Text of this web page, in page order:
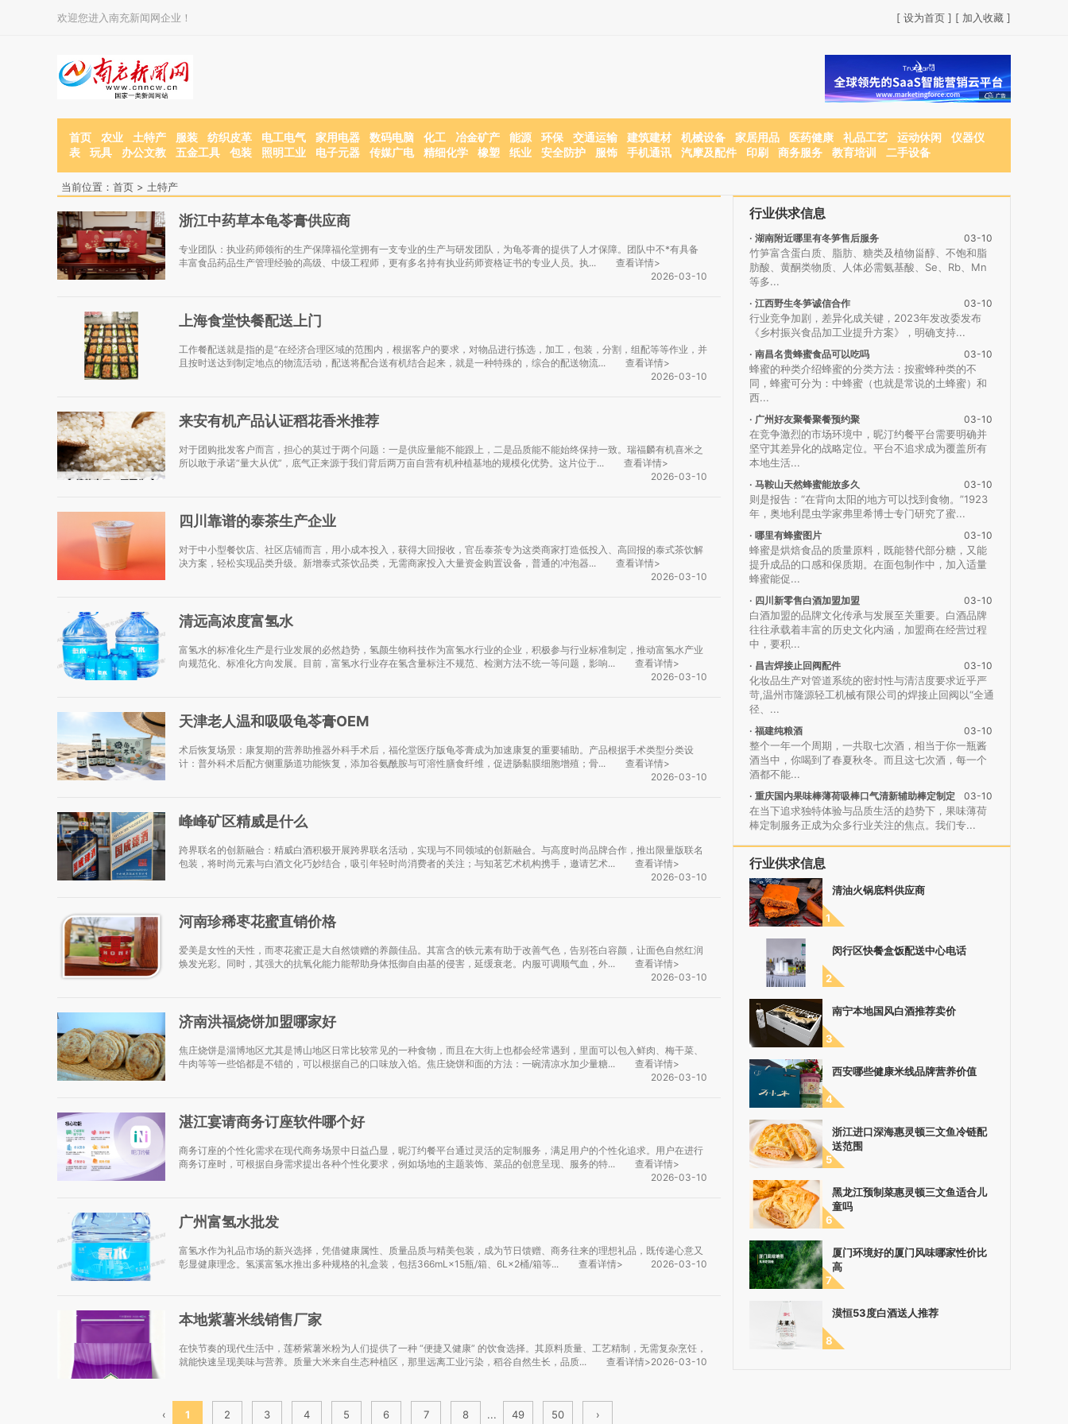
欢迎您进入南充新闻网企业！ [ 设为首页 ] [ 加入收藏 ]
首页 农业 土特产 服装 纺织皮革 电工电气 家用电器 数码电脑 化工 冶金矿产 能源 环保 交通运输 建筑建材 机械设备 家居用品 医药健康 礼品工艺 运动休闲
仪器仪
表
玩具 办公文教 五金工具 包装 照明工业 电子元器 传媒广电 精细化学 橡塑 纸业 安全防护 服饰 手机通讯 汽摩及配件 印刷 商务服务 教育培训 二手设备
当前位置： 首页 > 土特产
浙江中药草本龟苓膏供应商
专业团队：执业药师领衔的生产保障福伦堂拥有一支专业的生产与研发团队，为龟苓膏的提供了人才保障。团队中不*有具备
丰富食品药品生产管理经验的高级、中级工程师，更有多名持有执业药师资格证书的专业人员。执...
查看详情>
2026-03-10
上海食堂快餐配送上门
工作餐配送就是指的是“在经济合理区域的范围内，根据客户的要求，对物品进行拣选，加工，包装，分割，组配等等作业，并
且按时送达到制定地点的物流活动，配送将配合送有机结合起来，就是一种特殊的，综合的配送物流...
查看详情>
2026-03-10
来安有机产品认证稻花香米推荐
对于团购批发客户而言，担心的莫过于两个问题：一是供应量能不能跟上，二是品质能不能始终保持一致。瑞福麟有机喜米之
所以敢于承诺“量大从优”，底气正来源于我们背后两万亩自营有机种植基地的规模化优势。这片位于...
查看详情>
2026-03-10
四川靠谱的泰茶生产企业
对于中小型餐饮店、社区店铺而言，用小成本投入，获得大回报收，官岳泰茶专为这类商家打造低投入、高回报的泰式茶饮解
决方案，轻松实现品类升级。新增泰式茶饮品类，无需商家投入大量资金购置设备，普通的冲泡器...
查看详情>
2026-03-10
清远高浓度富氢水
富氢水的标准化生产是行业发展的必然趋势，氢颜生物科技作为富氢水行业的企业，积极参与行业标准制定，推动富氢水产业
向规范化、标准化方向发展。目前，富氢水行业存在氢含量标注不规范、检测方法不统一等问题，影响...
查看详情>
2026-03-10
天津老人温和吸吸龟苓膏OEM
术后恢复场景：康复期的营养助推器外科手术后，福伦堂医疗版龟苓膏成为加速康复的重要辅助。产品根据手术类型分类设
计：普外科术后配方侧重肠道功能恢复，添加谷氨酰胺与可溶性膳食纤维，促进肠黏膜细胞增殖；骨...
查看详情>
2026-03-10
峰峰矿区精威是什么
跨界联名的创新融合：精威白酒积极开展跨界联名活动，实现与不同领域的创新融合。与高度时尚品牌合作，推出限量版联名
包装，将时尚元素与白酒文化巧妙结合，吸引年轻时尚消费者的关注；与知茗艺术机构携手，邀请艺术...
查看详情>
2026-03-10
河南珍稀枣花蜜直销价格
爱美是女性的天性，而枣花蜜正是大自然馈赠的养颜佳品。其富含的铁元素有助于改善气色，告别苍白容颜，让面色自然红润
焕发光彩。同时，其强大的抗氧化能力能帮助身体抵御自由基的侵害，延缓衰老。内服可调顺气血，外...
查看详情>
2026-03-10
济南洪福烧饼加盟哪家好
焦庄烧饼是淄博地区尤其是博山地区日常比较常见的一种食物，而且在大街上也都会经常遇到，里面可以包入鲜肉、梅干菜、
牛肉等等一些馅都是不错的，可以根据自己的口味放入馅。焦庄烧饼和面的方法：一碗清凉水加少量糖...
查看详情>
2026-03-10
湛江宴请商务订座软件哪个好
商务订座的个性化需求在现代商务场景中日益凸显，昵汀约餐平台通过灵活的定制服务，满足用户的个性化追求。用户在进行
商务订座时，可根据自身需求提出各种个性化要求，例如场地的主题装饰、菜品的创意呈现、服务的特...
查看详情>
2026-03-10
广州富氢水批发
富氢水作为礼品市场的新兴选择，凭借健康属性、质量品质与精美包装，成为节日馈赠、商务往来的理想礼品，既传递心意又
彰显健康理念。氢溪富氢水推出多种规格的礼盒装，包括366mL×15瓶/箱、6L×2桶/箱等...
查看详情> 2026-03-10
本地紫薯米线销售厂家
在快节奏的现代生活中，莲桥紫薯米粉为人们提供了一种 “便捷又健康” 的饮食选择。其原料质量、工艺精制，无需复杂烹饪，
就能快速呈现美味与营养。质量大米来自生态种植区，那里远离工业污染，稻谷自然生长，品质...
查看详情>2026-03-10
‹ 1 2 3 4 5 6 7 8 ... 49 50 ›
行业供求信息
· 湖南附近哪里有冬笋售后服务 03-10
竹笋富含蛋白质、脂肪、糖类及植物甾醇、不饱和脂
肪酸、黄酮类物质、人体必需氨基酸、Se、Rb、Mn
等多...
· 江西野生冬笋诚信合作 03-10
行业竞争加剧，差异化成关键，2023年发改委发布
《乡村振兴食品加工业提升方案》，明确支持...
· 南昌名贵蜂蜜食品可以吃吗 03-10
蜂蜜的种类介绍蜂蜜的分类方法：按蜜蜂种类的不
同，蜂蜜可分为：中蜂蜜（也就是常说的土蜂蜜）和
西...
· 广州好友聚餐聚餐预约聚 03-10
在竞争激烈的市场环境中，昵汀约餐平台需要明确并
坚守其差异化的战略定位。平台不追求成为覆盖所有
本地生活...
· 马鞍山天然蜂蜜能放多久 03-10
则是报告：“在背向太阳的地方可以找到食物。”1923
年，奥地利昆虫学家弗里希博士专门研究了蜜...
· 哪里有蜂蜜图片 03-10
蜂蜜是烘焙食品的质量原料，既能替代部分糖，又能
提升成品的口感和保质期。在面包制作中，加入适量
蜂蜜能促...
· 四川新零售白酒加盟加盟 03-10
白酒加盟的品牌文化传承与发展至关重要。白酒品牌
往往承载着丰富的历史文化内涵，加盟商在经营过程
中，要积...
· 昌吉焊接止回阀配件 03-10
化妆品生产对管道系统的密封性与清洁度要求近乎严
苛,温州市隆源轻工机械有限公司的焊接止回阀以“全通
径、...
· 福建纯粮酒 03-10
整个一年一个周期，一共取七次酒，相当于你一瓶酱
酒当中，你喝到了春夏秋冬。而且这七次酒，每一个
酒都不能...
· 重庆国内果味棒薄荷吸棒口气清新辅助棒定制定
制价格
03-10
在当下追求独特体验与品质生活的趋势下，果味薄荷
棒定制服务正成为众多行业关注的焦点。我们专...
行业供求信息
1
清油火锅底料供应商
2
闵行区快餐盒饭配送中心电话
3
南宁本地国风白酒推荐卖价
4
西安哪些健康米线品牌营养价值
5
浙江进口深海惠灵顿三文鱼冷链配
送范围
6
黑龙江预制菜惠灵顿三文鱼适合儿
童吗
7
厦门环境好的厦门风味哪家性价比
高
8
漠恒53度白酒送人推荐